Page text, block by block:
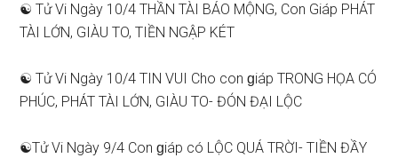
☯ Tử Vi Ngày 10/4 THẦN TÀI BÁO MỘNG, Con Giáp PHÁT
TÀI LỚN, GIÀU TO, TIỀN NGẬP KÉT
☯ Tử Vi Ngày 10/4 TIN VUI Cho con ɡiáp TRONG HỌA CÓ
PHÚC, PHÁT TÀI LỚN, GIÀU TO- ĐÓN ĐẠI LỘC
☯Tử Vi Ngày 9/4 Con ɡiáp có LỘC QUÁ TRỜI- TIỀN ĐẦY